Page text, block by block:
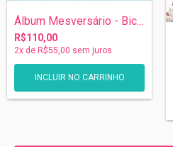
Álbum Mesversário - Bichinhos
R$110,00
2x de R$55,00 sem juros
INCLUIR NO CARRINHO